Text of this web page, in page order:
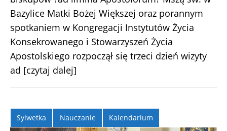
Bazylice Matki Bożej Większej oraz porannym
spotkaniem w Kongregacji Instytutów Życia
Konsekrowanego i Stowarzyszeń Życia
Apostolskiego rozpoczął się trzeci dzień wizyty
ad [czytaj dalej]
Sylwetka Nauczanie Kalendarium